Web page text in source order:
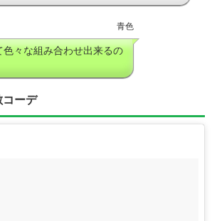
青色
色々な組み合わせ出来るの
コーデ